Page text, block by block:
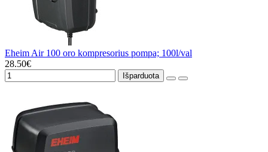
Eheim Air 100 oro kompresorius pompa; 100l/val
28.50€
Išparduota